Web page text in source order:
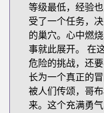
等级最低，经验
受了一个任务，
的巢穴。心中燃
事就此展开。 在
危险的挑战，还
长为一个真正的
被人们传颂，哥
来。这个充满勇